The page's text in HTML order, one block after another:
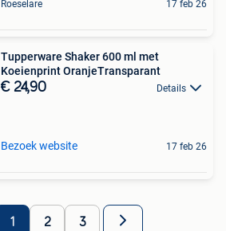
Roeselare 17 feb 26
Tupperware Shaker 600 ml met
Koeienprint OranjeTransparant
€ 24,90 Details
Bezoek website 17 feb 26
1 2 3